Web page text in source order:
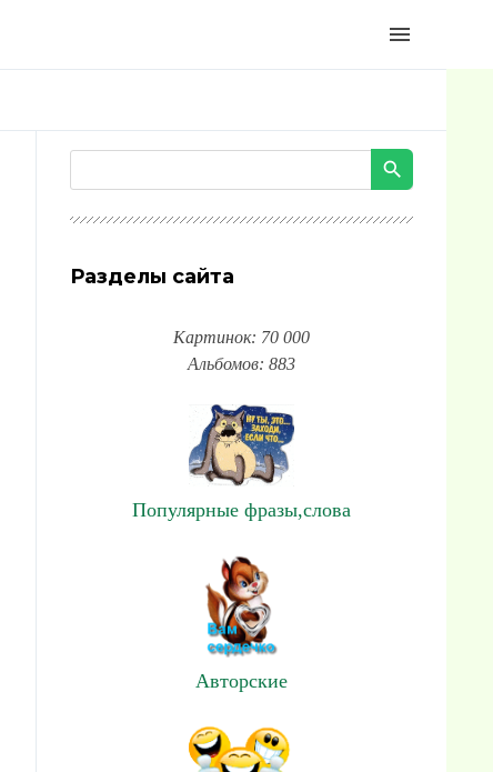
menu
Разделы сайта
Картинок: 70 000
Альбомов: 883
Популярные фразы,слова
Авторские